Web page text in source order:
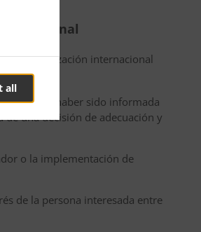
all
organización internacional
de haber sido informada
de una decisión de adecuación y
o la implementación de
de la persona interesada entre